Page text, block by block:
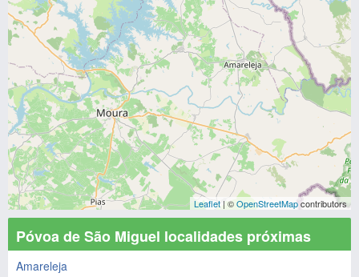
Leaflet | ©OpenStreetMapcontributors
Póvoa de São Miguel localidades próximas
Amareleja